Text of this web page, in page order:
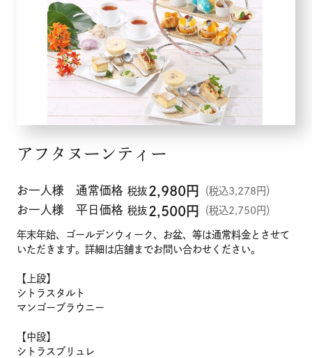
アフタヌーンティー
お一人様 通常価格 税抜 2,980円 （税込3,278円）
お一人様 平日価格 税抜 2,500円 （税込2,750円）
年末年始、ゴールデンウィーク、お盆、等は通常料金とさせて
いただきます。詳細は店舗までお問い合わせください。
【上段】
シトラスタルト
マンゴーブラウニー
【中段】
シトラスブリュレ